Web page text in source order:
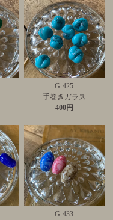
G-425
手巻きガラス
400円
G-433